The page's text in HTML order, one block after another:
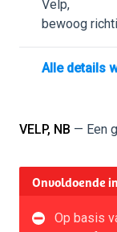
Velp,
bewoog
Alle details
VELP, NB — Een
Onvoldoende
Op basis